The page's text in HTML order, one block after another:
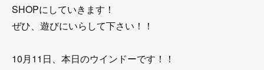
SHOPにしていきます！
ぜひ、遊びにいらして下さい！！
10月11日、本日のウインドーです！！